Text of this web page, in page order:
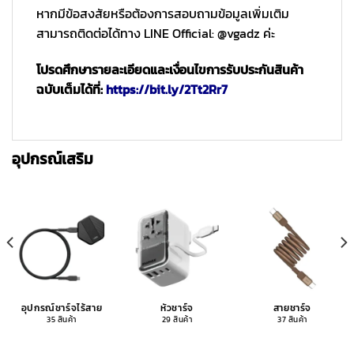
หากมีข้อสงสัยหรือต้องการสอบถามข้อมูลเพิ่มเติม
สามารถติดต่อได้ทาง LINE Official: @vgadz ค่ะ
โปรดศึกษารายละเอียดและเงื่อนไขการรับประกันสินค้า
ฉบับเต็มได้ที่:https://bit.ly/2Tt2Rr7
อุปกรณ์เสริม
อุปกรณ์ชาร์จไร้สาย
35 สินค้า
หัวชาร์จ
29 สินค้า
สายชาร์จ
37 สินค้า